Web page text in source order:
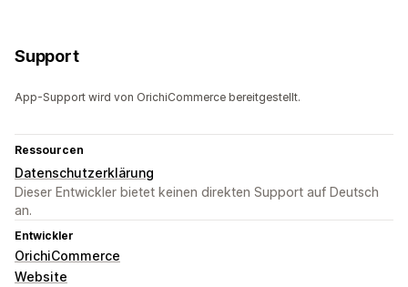
Support
App-Support wird von OrichiCommerce bereitgestellt.
Ressourcen
Datenschutzerklärung
Dieser Entwickler bietet keinen direkten Support auf Deutsch
an.
Entwickler
OrichiCommerce
Website